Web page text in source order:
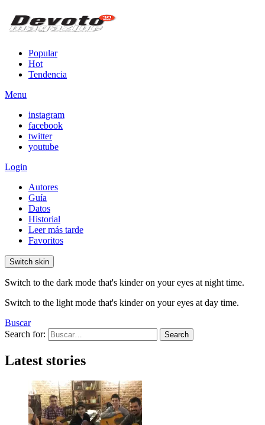
Popular
Hot
Tendencia
Menu
instagram
facebook
twitter
youtube
Login
Autores
Guía
Datos
Historial
Leer más tarde
Favoritos
Switch skin
Switch to the dark mode that's kinder on your eyes at night time.
Switch to the light mode that's kinder on your eyes at day time.
Buscar
Search for:
Search
Latest stories